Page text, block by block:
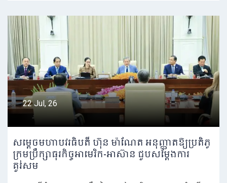
22 Jul, 26
សម្តេចមហាបវរធិបតី ហ៊ុន ម៉ាណែត អនុញ្ញាតឱ្យប្រតិភូ
ក្រុមប្រឹក្សាធុរកិច្ចអាមេរិក-អាស៊ាន ជួបសម្តែងការ
គួរសម